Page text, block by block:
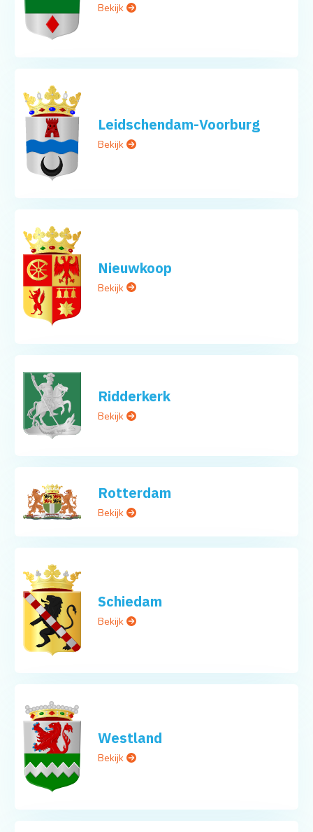
Bekijk
Leidschendam-Voorburg
Bekijk
Nieuwkoop
Bekijk
Ridderkerk
Bekijk
Rotterdam
Bekijk
Schiedam
Bekijk
Westland
Bekijk